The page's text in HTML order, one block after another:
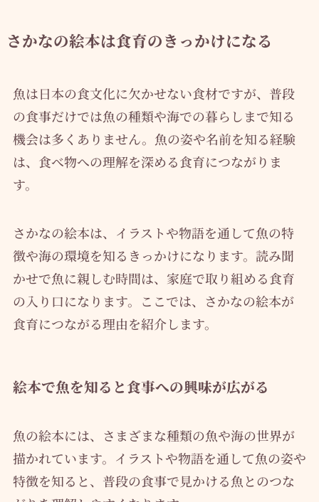
さかなの絵本は食育のきっかけになる
魚は日本の食文化に欠かせない食材ですが、普段
の食事だけでは魚の種類や海での暮らしまで知る
機会は多くありません。魚の姿や名前を知る経験
は、食べ物への理解を深める食育につながりま
す。
さかなの絵本は、イラストや物語を通して魚の特
徴や海の環境を知るきっかけになります。読み聞
かせで魚に親しむ時間は、家庭で取り組める食育
の入り口になります。ここでは、さかなの絵本が
食育につながる理由を紹介します。
絵本で魚を知ると食事への興味が広がる
魚の絵本には、さまざまな種類の魚や海の世界が
描かれています。イラストや物語を通して魚の姿や
特徴を知ると、普段の食事で見かける魚とのつな